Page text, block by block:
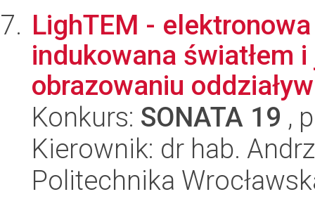
LighTEM -
indukowana światłem
obrazowaniu
Konkurs: SONATA 19 ,
Kierownik: dr hab.
Politechnika